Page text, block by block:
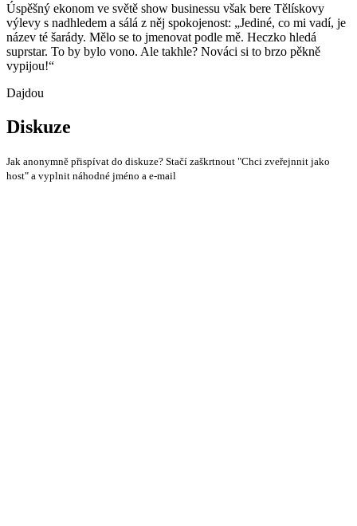
Úspěšný ekonom ve světě show businessu však bere Tělískovy
výlevy s nadhledem a sálá z něj spokojenost: „Jediné, co mi vadí, je
název té šarády. Mělo se to jmenovat podle mě. Heczko hledá
suprstar. To by bylo vono. Ale takhle? Nováci si to brzo pěkně
vypijou!“
Dajdou
Diskuze
Jak anonymně přispívat do diskuze? Stačí zaškrtnout "Chci zveřejnnit jako
host" a vyplnit náhodné jméno a e-mail